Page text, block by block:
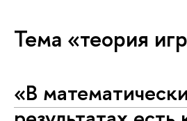
Тема «теория
«В